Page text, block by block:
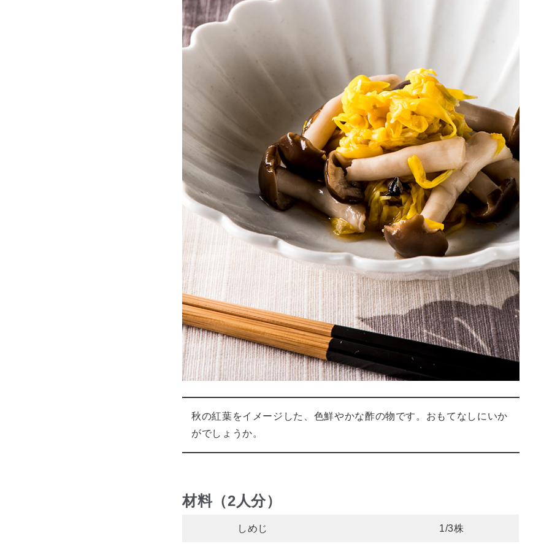
秋の紅葉をイメージした、色鮮やかな酢の物です。おもてなしにいか
がでしょうか。
材料（2人分）
しめじ 1/3株